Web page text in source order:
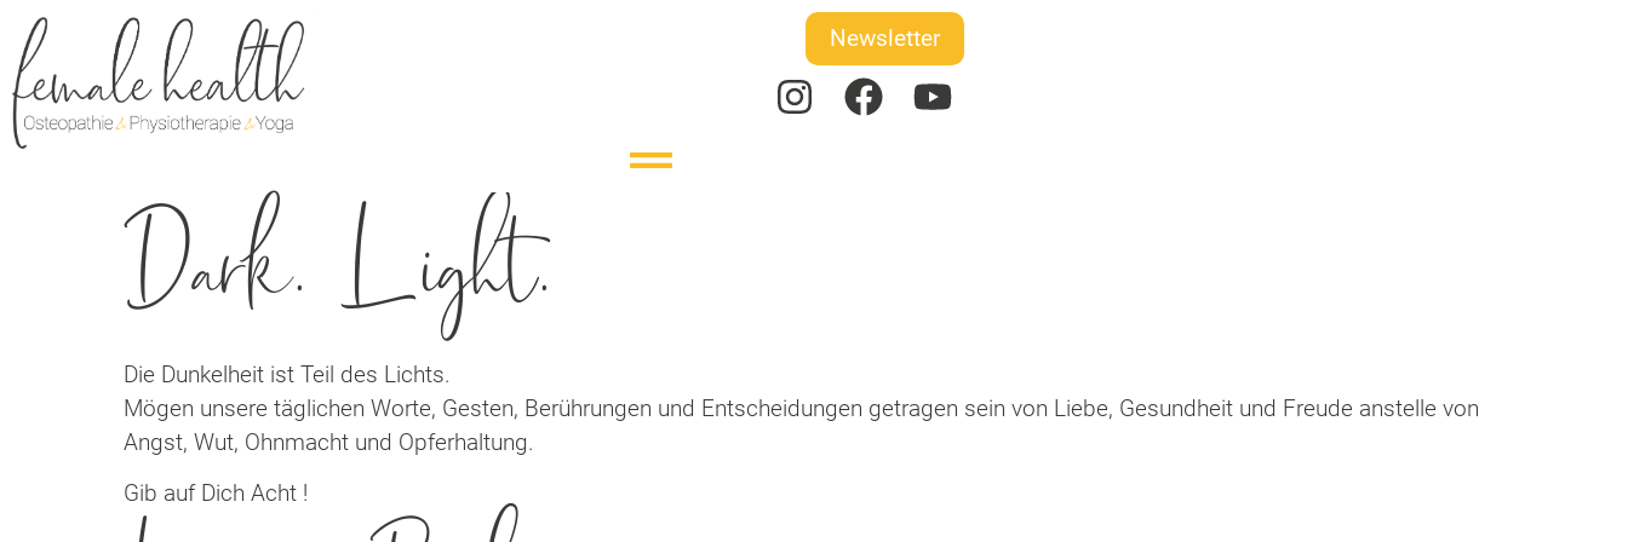
Newsletter
Dark. Light.
Die Dunkelheit ist Teil des Lichts.
Mögen unsere täglichen Worte, Gesten, Berührungen und Entscheidungen getragen sein von Liebe, Gesundheit und Freude anstelle von
Angst, Wut, Ohnmacht und Opferhaltung.
Gib auf Dich Acht !